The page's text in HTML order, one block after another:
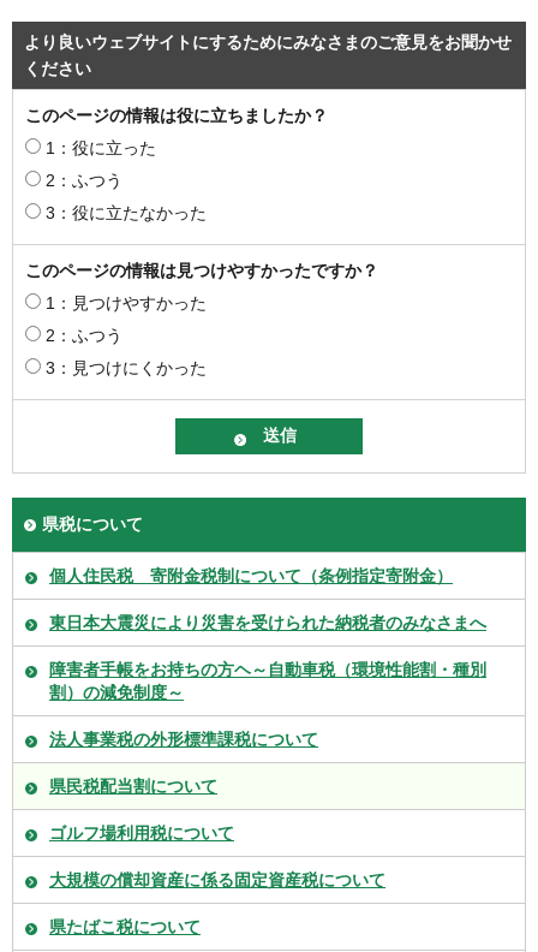
より良いウェブサイトにするためにみなさまのご意見をお聞かせ
ください
このページの情報は役に立ちましたか？
1：役に立った
2：ふつう
3：役に立たなかった
このページの情報は見つけやすかったですか？
1：見つけやすかった
2：ふつう
3：見つけにくかった
県税について
個人住民税 寄附金税制について（条例指定寄附金）
東日本大震災により災害を受けられた納税者のみなさまへ
障害者手帳をお持ちの方ヘ～自動車税（環境性能割・種別
割）の減免制度～
法人事業税の外形標準課税について
県民税配当割について
ゴルフ場利用税について
大規模の償却資産に係る固定資産税について
県たばこ税について